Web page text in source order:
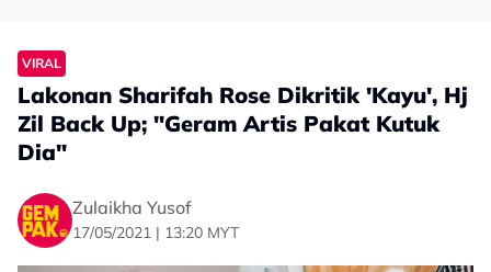
VIRAL
Lakonan Sharifah Rose Dikritik 'Kayu', Hj
Zil Back Up; "Geram Artis Pakat Kutuk
Dia"
Zulaikha Yusof
17/05/2021 | 13:20 MYT